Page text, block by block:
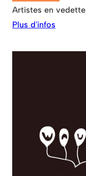
Artistes en vedette
Plus d'infos